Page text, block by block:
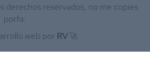
derechos reservados, no me copies
porfa.
web por RV 🚀